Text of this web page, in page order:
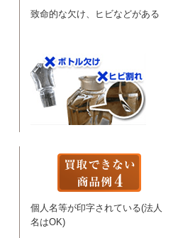
致命的な欠け、ヒビなどがある
個人名等が印字されている(法人
名はOK)